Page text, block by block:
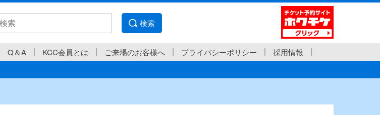
検索
Q＆A KCC会員とは ご来場のお客様へ プライバシーポリシー
採用情報